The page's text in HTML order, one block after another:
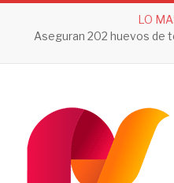
LO
Aseguran 202 huevos de